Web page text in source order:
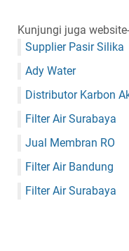
Kunjungi juga
Supplier Pasir Silika
Ady Water
Distributor Karbon
Filter Air Surabaya
Jual Membran RO
Filter Air Bandung
Filter Air Surabaya